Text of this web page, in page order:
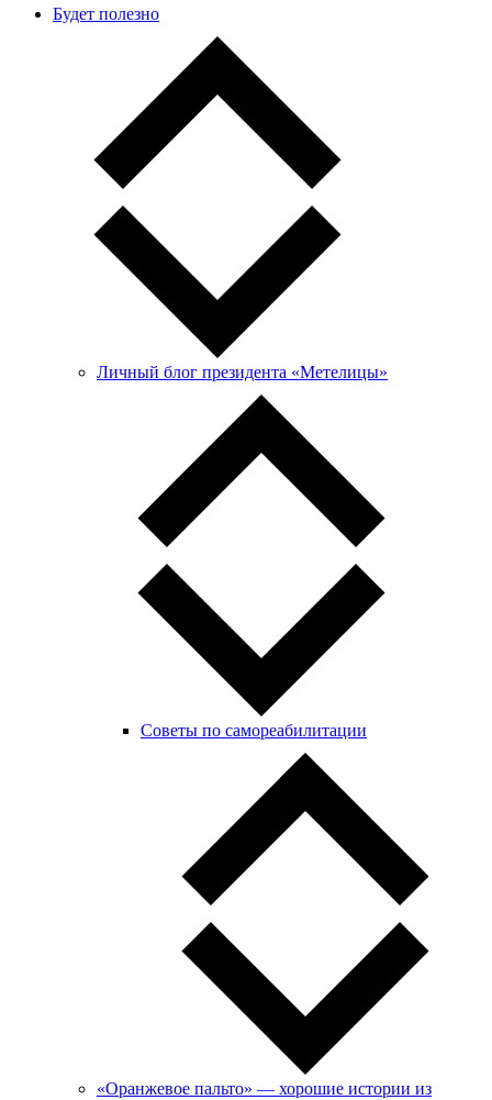
Будет полезно
Личный блог президента «Метелицы»
Советы по самореабилитации
«Оранжевое пальто» — хорошие истории из